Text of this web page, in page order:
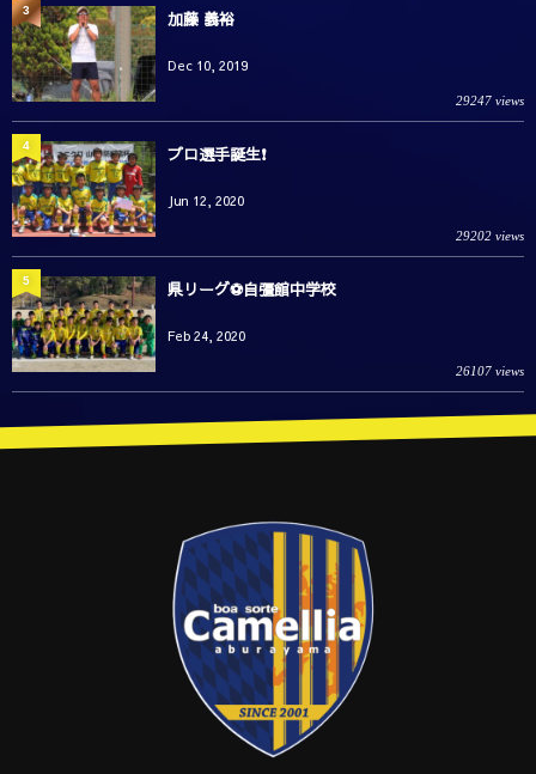
加藤 義裕
Dec 10, 2019
29247 views
3
プロ選手誕生❗️
Jun 12, 2020
29202 views
4
県リーグ⚽️自彊館中学校
Feb 24, 2020
26107 views
5